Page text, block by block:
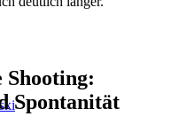
Shooting:
Spontanität